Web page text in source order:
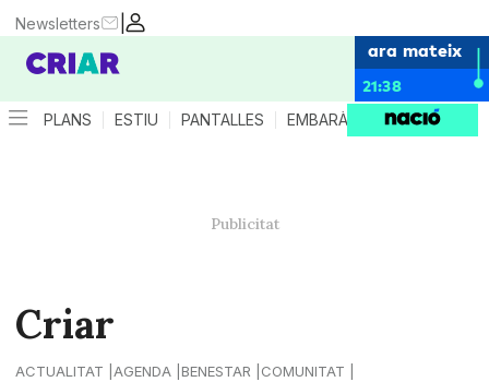
|
Newsletters
ara mateix
21:38
PLANS ESTIU PANTALLES EMBARÀS CRIANÇA
Criar
ACTUALITAT AGENDA BENESTAR
COMUNITAT